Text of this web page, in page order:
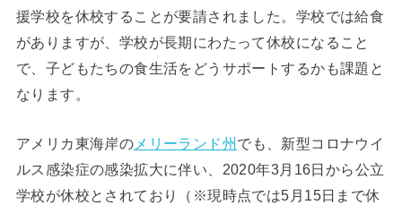
援学校を休校することが要請されました。学校では給食
がありますが、学校が長期にわたって休校になること
で、子どもたちの食生活をどうサポートするかも課題と
なります。
アメリカ東海岸の メリーランド州 でも、新型コロナウイ
ルス感染症の感染拡大に伴い、2020年3月16日から公立
学校が休校とされており（※現時点では5月15日まで休